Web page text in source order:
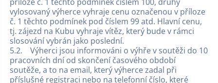
vylosovaný výherce vyhraje cenu označenou v příloze
č. 1 těchto podmínek pod číslem 99 atd. Hlavní cenu,
tj. zájezd na Kubu vyhraje vítěz, který bude v rámci
slosování vybrán jako poslední.
5.2. Výherci jsou informováni o výhře v soutěži do 10
pracovních dní od skončení časového období
soutěže, a to na email, který výherce zadal při
příslušné registraci nebo na telefonní číslo, které